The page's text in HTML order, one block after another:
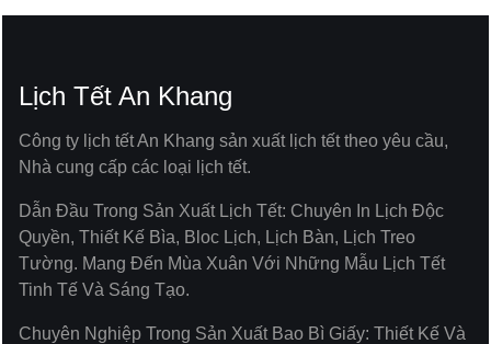
Lịch Tết An Khang
Công ty lịch tết An Khang sản xuất lịch tết theo yêu cầu,
Nhà cung cấp các loại lịch tết.
Dẫn Đầu Trong Sản Xuất Lịch Tết: Chuyên In Lịch Độc
Quyền, Thiết Kế Bìa, Bloc Lịch, Lịch Bàn, Lịch Treo
Tường. Mang Đến Mùa Xuân Với Những Mẫu Lịch Tết
Tinh Tế Và Sáng Tạo.
Chuyên Nghiệp Trong Sản Xuất Bao Bì Giấy: Thiết Kế Và